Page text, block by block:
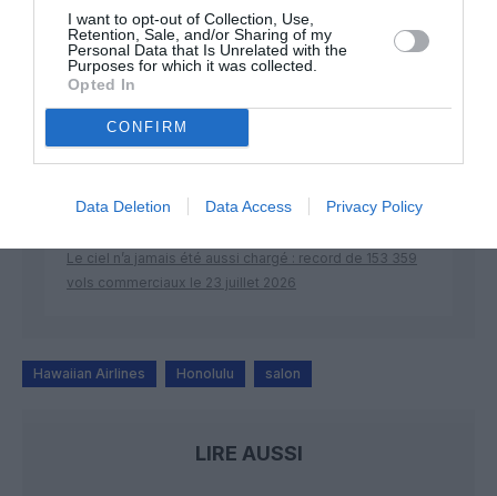
I want to opt-out of Collection, Use,
Retention, Sale, and/or Sharing of my
Personal Data that Is Unrelated with the
Purposes for which it was collected.
Opted In
CONFIRM
Data Deletion Data Access Privacy Policy
DERNIERS COMMENTAIRES
Kyle
SWISS : la rentabilité relance le débat sur son
autonomie au sein de Lufthansa Group
Le ciel n’a jamais été aussi chargé : record de 153 359
vols commerciaux le 23 juillet 2026
Hawaiian Airlines Honolulu salon
LIRE AUSSI